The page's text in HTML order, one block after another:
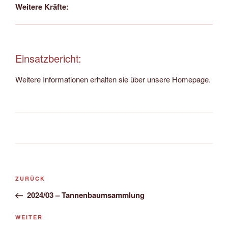
Weitere Kräfte:
Einsatzbericht:
Weitere Informationen erhalten sie über unsere Homepage.
Beitragsnavigation
Vorheriger
Beitrag
ZURÜCK
2024/03 – Tannenbaumsammlung
Nächster
WEITER